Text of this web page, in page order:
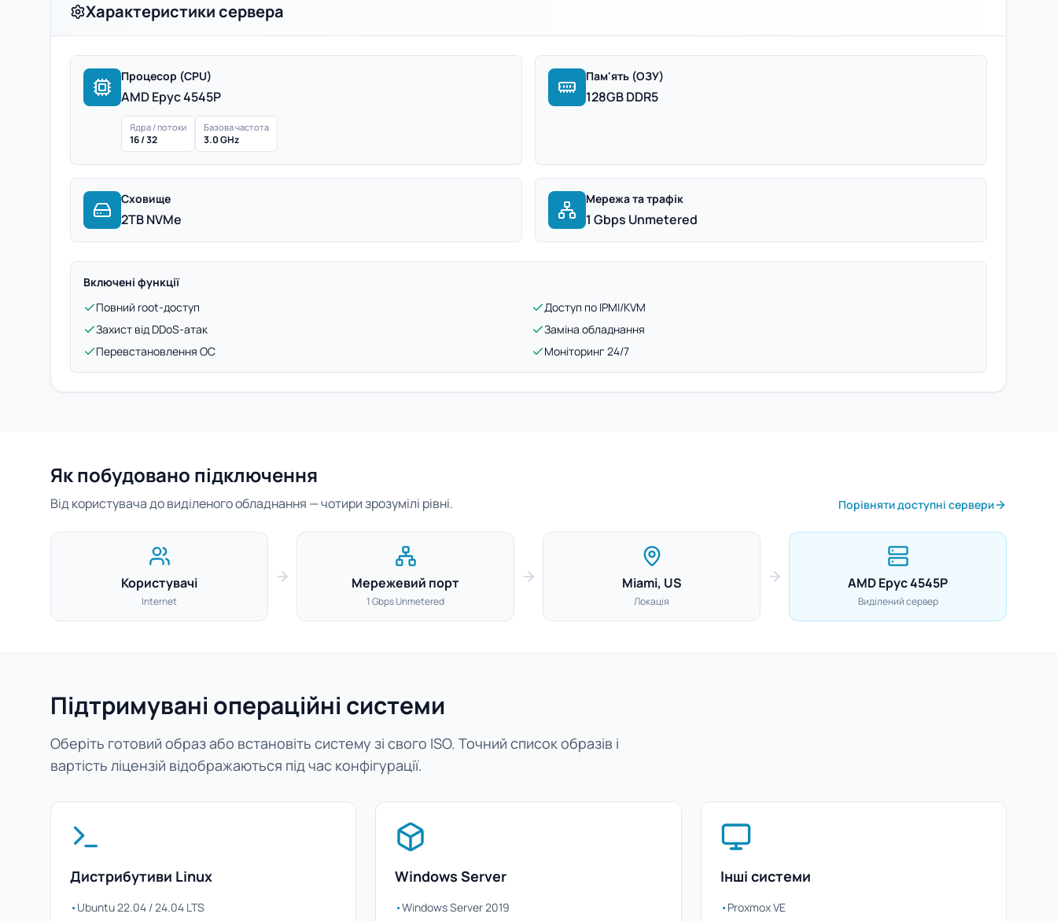
Характеристики сервера
Процесор (CPU)
AMD Epyc 4545P
Ядра / потоки
16 / 32
Базова частота
3.0 GHz
Пам'ять (ОЗУ)
128GB DDR5
Сховище
2TB NVMe
Мережа та трафік
1 Gbps Unmetered
Включені функції
Повний root-доступ
Доступ по IPMI/KVM
Захист від DDoS-атак
Заміна обладнання
Перевстановлення ОС
Моніторинг 24/7
Як побудовано підключення
Від користувача до виділеного обладнання — чотири зрозумілі рівні. Порівняти доступні сервери
Користувачі
Internet
Мережевий порт
1 Gbps Unmetered
Miami, US
Локація
AMD Epyc 4545P
Виділений сервер
Підтримувані операційні системи
Оберіть готовий образ або встановіть систему зі свого ISO. Точний список образів і
вартість ліцензій відображаються під час конфігурації.
Дистрибутиви Linux
•Ubuntu 22.04 / 24.04 LTS
Windows Server
•Windows Server 2019
Інші системи
•Proxmox VE